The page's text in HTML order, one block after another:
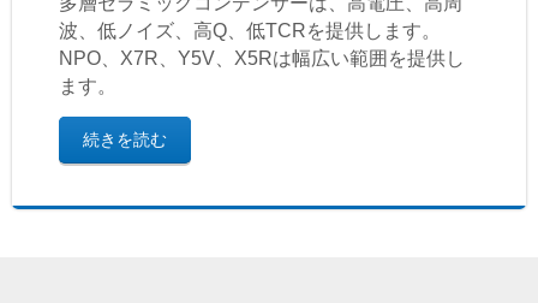
波、低ノイズ、高Q、低TCRを提供します。
NPO、X7R、Y5V、X5Rは幅広い範囲を提供し
ます。
続きを読む